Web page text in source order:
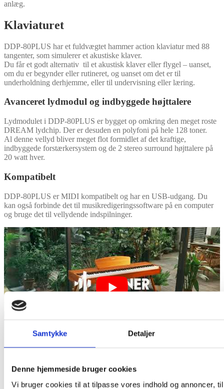
Samtykke Detaljer
Denne hjemmeside bruger cookies
Vi bruger cookies til at tilpasse vores indhold og annoncer,
anlæg.
Klaviaturet
DDP-80PLUS har et fuldvægtet hammer action klaviatur med 88
tangenter, som simulerer et akustiske klaver.
Du får et godt alternativ til et akustisk klaver eller flygel – uanset,
om du er begynder eller rutineret, og uanset om det er til
underholdning derhjemme, eller til undervisning eller læring.
Avanceret lydmodul og indbyggede højttalere
Lydmodulet i DDP-80PLUS er bygget op omkring den meget roste
DREAM lydchip. Der er desuden en polyfoni på hele 128 toner.
Al denne vellyd bliver meget flot formidlet af det kraftige,
indbyggede forstærkersystem og de 2 stereo surround højttalere på
20 watt hver.
Kompatibelt
DDP-80PLUS er MIDI kompatibelt og har en USB-udgang. Du
kan også forbinde det til musikredigeringssoftware på en computer
og bruge det til vellydende indspilninger.